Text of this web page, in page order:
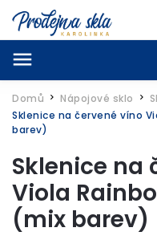
Domů / Nápojové sklo /
Sklenice na červené víno
barev)
Sklenice na
Viola
(mix barev)